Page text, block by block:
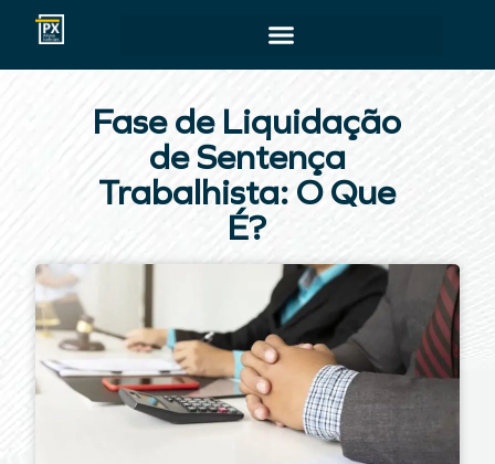
Fase de Liquidação
de Sentença
Trabalhista: O Que
É?